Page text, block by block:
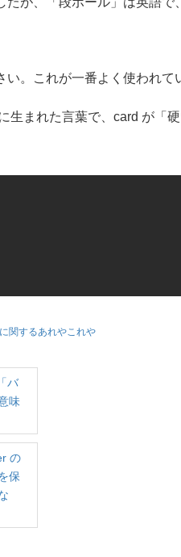
い。これが一番よく使われて
生まれた言葉で、card が「
関するあれやこれや
バ
味
の
保